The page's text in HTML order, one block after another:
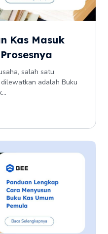
Kas Masuk
salah satu
adalah Buku